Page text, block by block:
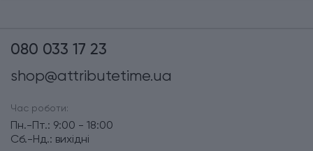
080 033 17 23
shop@attributetime.ua
Час роботи:
Пн.-Пт.: 9:00 - 18:00
Сб.-Нд.: вихідні